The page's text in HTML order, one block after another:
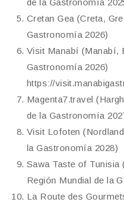
Cretan Gea (Creta,
Gastronomía 2026)
Visit Manabí (Manabí,
Gastronomía 2026)
https://
Magenta7.travel
de la Gastronomía
Visit Lofoten
la Gastronomía 2028)
Sawa Taste of Tunisia
Región Mundial de la
La Route des